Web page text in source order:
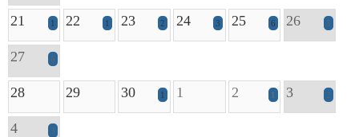
21 1 22 1 23 2 24 3 25 6 26 5
27 6
28 29 30 1 1 2 1 3 2
4 3